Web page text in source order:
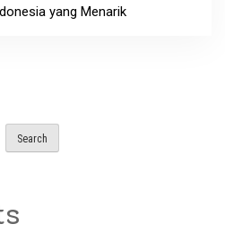
yang Menarik
Search